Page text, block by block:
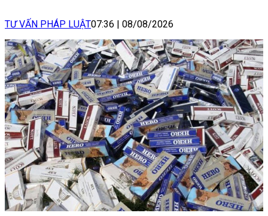
TƯ VẤN PHÁP LUẬT07:36 08/08/2026